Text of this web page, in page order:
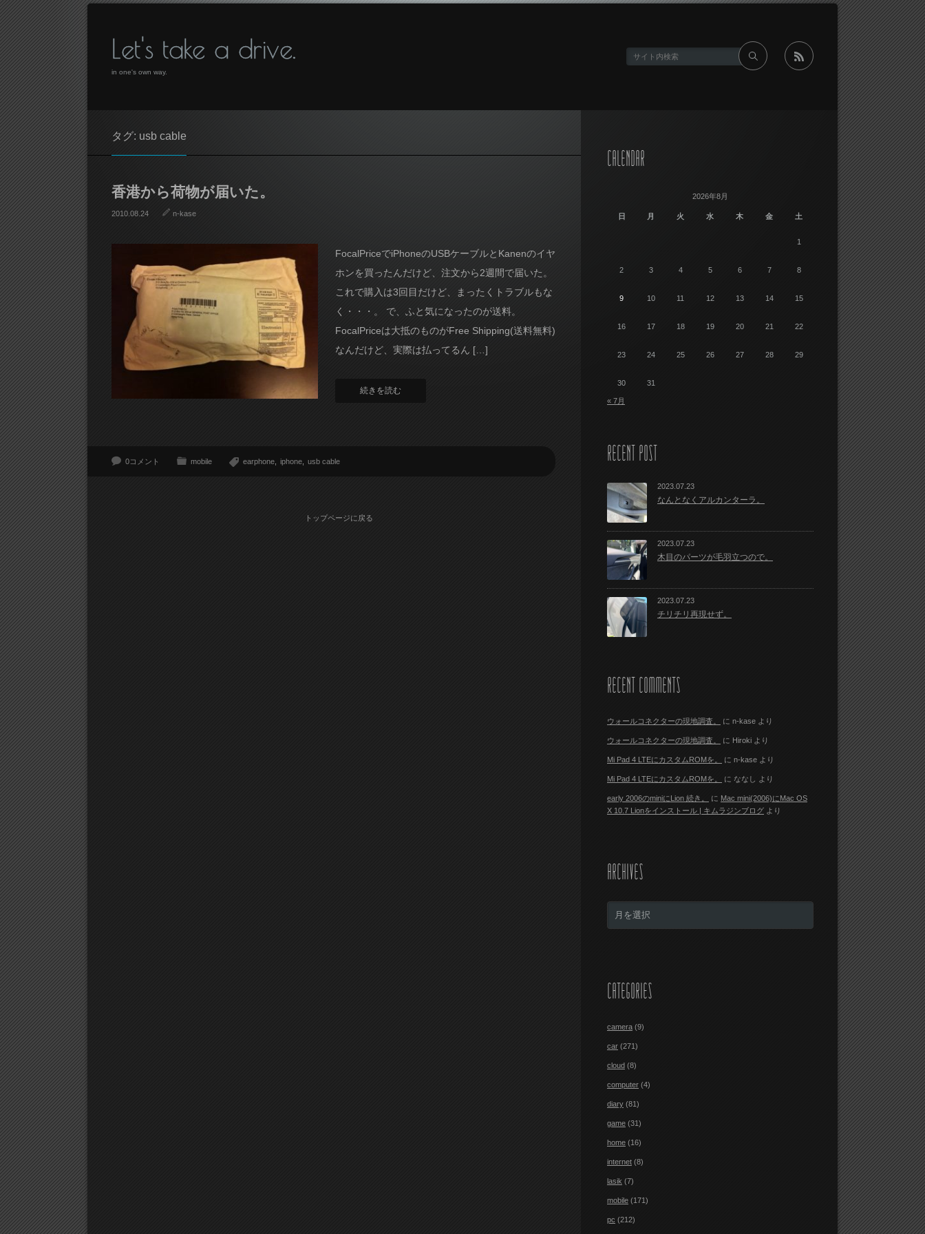
Let's take a drive.
in one's own way.
タグ: usb cable
香港から荷物が届いた。
2010.08.24 n-kase
FocalPriceでiPhoneのUSBケーブルとKanenのイヤ
ホンを買ったんだけど、注文から2週間で届いた。
これで購入は3回目だけど、まったくトラブルもな
く・・・。 で、ふと気になったのが送料。
FocalPriceは大抵のものがFree Shipping(送料無料)
なんだけど、実際は払ってるん […]
続きを読む
0コメント mobile earphone iphone usb cable
トップページに戻る
CALENDAR
2026年8月
日 月 火 水 木 金 土
1
2 3 4 5 6 7 8
9 10 11 12 13 14 15
16 17 18 19 20 21 22
23 24 25 26 27 28 29
30 31
« 7月
RECENT POST
2023.07.23
なんとなくアルカンターラ。
2023.07.23
木目のパーツが毛羽立つので。
2023.07.23
チリチリ再現せず。
RECENT COMMENTS
ウォールコネクターの現地調査。 に n-kase より
ウォールコネクターの現地調査。 に Hiroki より
Mi Pad 4 LTEにカスタムROMを。 に n-kase より
Mi Pad 4 LTEにカスタムROMを。 に ななし より
early 2006のminiにLion 続き。 に Mac mini(2006)にMac OS
X 10.7 Lionをインストール | キムラジンブログ より
ARCHIVES
CATEGORIES
camera (9)
car (271)
cloud (8)
computer (4)
diary (81)
game (31)
home (16)
internet (8)
lasik (7)
mobile (171)
pc (212)